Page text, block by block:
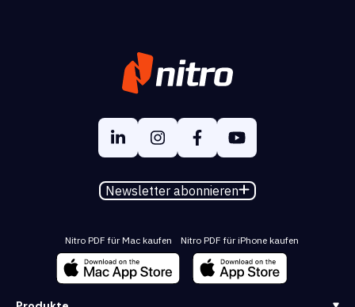
Newsletter abonnieren
Nitro PDF für Mac kaufen Nitro PDF für iPhone kaufen